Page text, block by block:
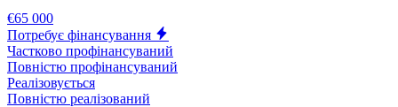
€65 000
Потребує фінансування
Частково профінансуваний
Повністю профінансуваний
Реалізовується
Повністю реалізований